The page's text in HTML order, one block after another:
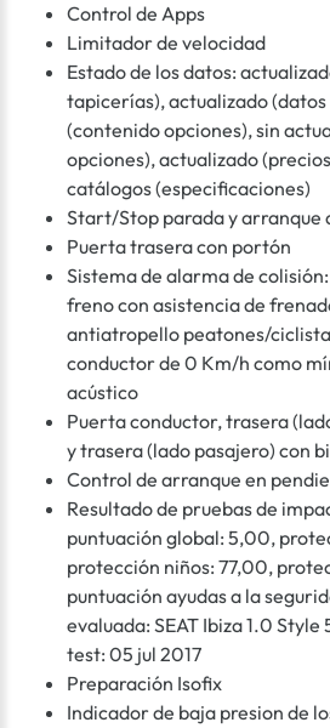
Control de Apps
Limitador de velocidad
Estado de los datos:
tapicerías), actualizado
(contenido opciones), sin
opciones), actualizado
catálogos (especificaciones)
Start/Stop parada y arranque
Puerta trasera con portón
Sistema de alarma de
freno con asistencia de
antiatropello peatones/
conductor de 0 Km/h como
acústico
Puerta conductor, trasera
y trasera (lado pasajero) con
Control de arranque en
Resultado de pruebas de
puntuación global: 5,00,
protección niños: 77,00,
puntuación ayudas a la
evaluada: SEAT Ibiza 1.0 Style
test: 05 jul 2017
Preparación Isofix
Indicador de baja presion de